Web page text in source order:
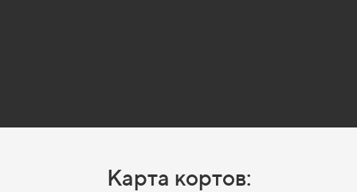
Карта кортов: